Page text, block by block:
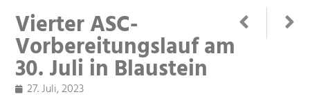
Vierter ASC-
Vorbereitungslauf am
30. Juli in Blaustein
27. Juli, 2023